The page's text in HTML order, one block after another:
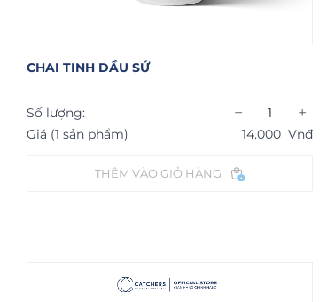
CHAI TINH DẦU SỨ
Số lượng: − +
Giá (1 sản phẩm) 14.000 Vnđ
THÊM VÀO GIỎ HÀNG